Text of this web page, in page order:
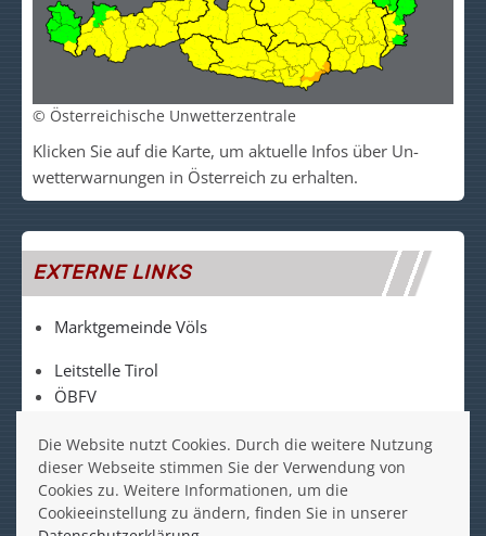
© Österreichische Unwetterzentrale
Klicken Sie auf die Kar­te, um akt­uelle Infos über Un­
wetter­warn­un­gen in Ös­ter­reich zu er­halt­en.
EXTERNE LINKS
Marktgemeinde Völs
Leitstelle Tirol
ÖBFV
FF Völs auf Facebook
FF Völs auf Instagram
Die Website nutzt Cookies. Durch die weitere Nutzung
dieser Webseite stimmen Sie der Verwendung von
Cookies zu. Weitere Informationen, um die
Cookieeinstellung zu ändern, finden Sie in unserer